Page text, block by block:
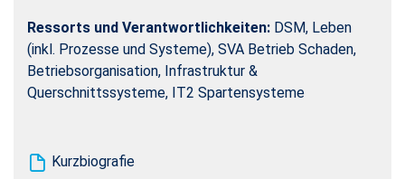
Ressorts und Verantwortlichkeiten: DSM, Leben
(inkl. Prozesse und Systeme), SVA Betrieb Schaden,
Betriebsorganisation, Infrastruktur &
Querschnittssysteme, IT2 Spartensysteme
Kurzbiografie